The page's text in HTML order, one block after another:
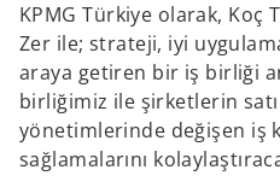
KPMG Türkiye olarak,
Zer ile; strateji, iyi
araya getiren bir iş birliği
birliğimiz ile şirketlerin
yönetimlerinde değişen iş
sağlamalarını